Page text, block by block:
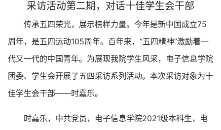
采访活动第二期，对话十佳学生会干部
传承五四荣光，展示榜样力量。今年是新中国成立75
周年，是五四运动105周年。百年来，“五四精神”激励着一
代又一代的中国青年。为展现我院学生风采，电子信息学院
团委、学生会开展了五四采访系列活动。本次采访对象为十
佳学生会干部——时嘉乐。
时嘉乐，中共党员，电子信息学院2021级本科生，电